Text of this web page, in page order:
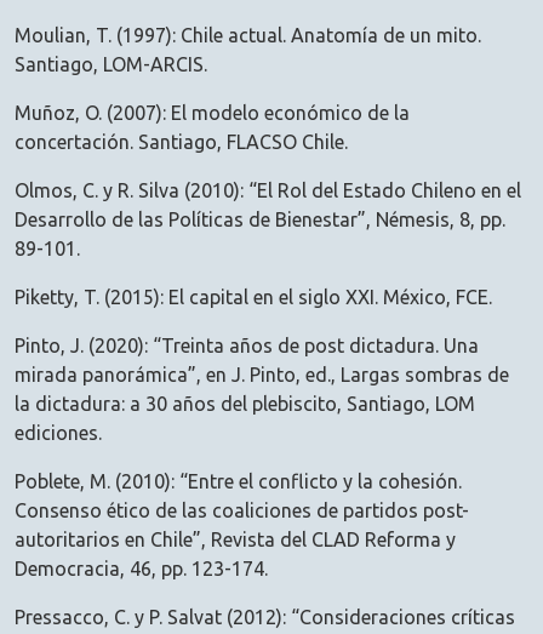
Moulian, T. (1997): Chile actual. Anatomía de un mito.
Santiago, LOM-ARCIS.
Muñoz, O. (2007): El modelo económico de la
concertación. Santiago, FLACSO Chile.
Olmos, C. y R. Silva (2010): “El Rol del Estado Chileno en el
Desarrollo de las Políticas de Bienestar”, Némesis, 8, pp.
89-101.
Piketty, T. (2015): El capital en el siglo XXI. México, FCE.
Pinto, J. (2020): “Treinta años de post dictadura. Una
mirada panorámica”, en J. Pinto, ed., Largas sombras de
la dictadura: a 30 años del plebiscito, Santiago, LOM
ediciones.
Poblete, M. (2010): “Entre el conflicto y la cohesión.
Consenso ético de las coaliciones de partidos post-
autoritarios en Chile”, Revista del CLAD Reforma y
Democracia, 46, pp. 123-174.
Pressacco, C. y P. Salvat (2012): “Consideraciones críticas